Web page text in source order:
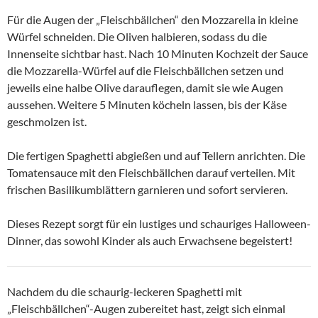
Für die Augen der „Fleischbällchen“ den Mozzarella in kleine
Würfel schneiden. Die Oliven halbieren, sodass du die
Innenseite sichtbar hast. Nach 10 Minuten Kochzeit der Sauce
die Mozzarella-Würfel auf die Fleischbällchen setzen und
jeweils eine halbe Olive darauflegen, damit sie wie Augen
aussehen. Weitere 5 Minuten köcheln lassen, bis der Käse
geschmolzen ist.
Die fertigen Spaghetti abgießen und auf Tellern anrichten. Die
Tomatensauce mit den Fleischbällchen darauf verteilen. Mit
frischen Basilikumblättern garnieren und sofort servieren.
Dieses Rezept sorgt für ein lustiges und schauriges Halloween-
Dinner, das sowohl Kinder als auch Erwachsene begeistert!
Nachdem du die schaurig-leckeren Spaghetti mit
„Fleischbällchen“-Augen zubereitet hast, zeigt sich einmal